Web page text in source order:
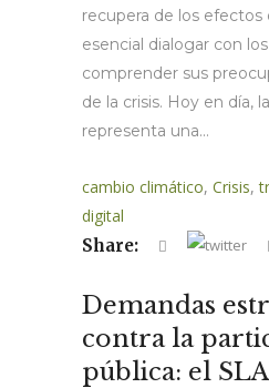
recupera de los efectos
esencial dialogar con
comprender sus
de la crisis. Hoy en día,
representa una...
cambio climático, Crisis,
digital
Share:
Demandas
contra la
pública: el